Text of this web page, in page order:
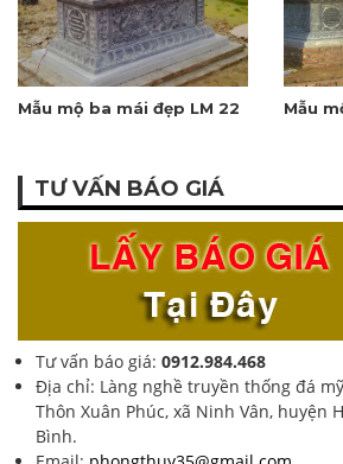
Mẫu mộ ba mái đẹp LM 22 Mẫu
TƯ VẤN BÁO GIÁ
Tư vấn báo giá: 0912.984.468
Địa chỉ: Làng nghề truyền thống đá
Thôn Xuân Phúc, xã Ninh Vân, huyện
Bình.